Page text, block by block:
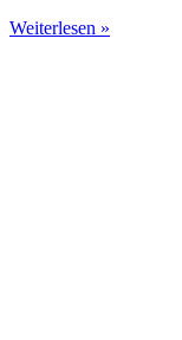
Weiterlesen »